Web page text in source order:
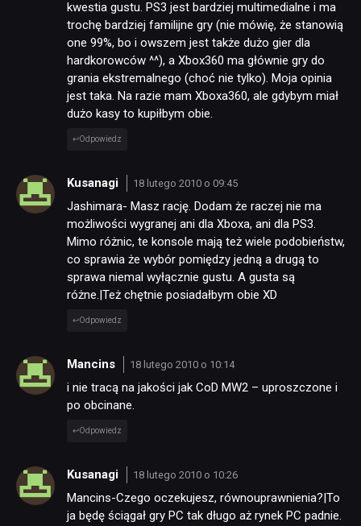
kwestia gustu. PS3 jest bardziej multimedialne i ma
trochę bardziej familijne gry (nie mówię, że stanowią
one 99%, bo i owszem jest także dużo gier dla
hardkorowców ^^), a Xbox360 ma głównie gry do
grania ekstremalnego (choć nie tylko). Moja opinia
jest taka. Na razie mam Xboxa360, ale gdybym miał
dużo kasy to kupiłbym obie.
Odpowiedz
Kusanagi 18 lutego 2010 o 09:45
Jashimara- Masz rację. Dodam że raczej nie ma
możliwości wygranej ani dla Xboxa, ani dla PS3.
Mimo różnic, te konsole mają też wiele podobieństw,
co sprawia że wybór pomiędzy jedną a drugą to
sprawa niemal wyłącznie gustu. A gusta są
różne.|Też chętnie posiadałbym obie XD
Odpowiedz
Mancins 18 lutego 2010 o 10:14
i nie tracą na jakości jak CoD MW2 – uproszczone i
po obcinane.
Odpowiedz
Kusanagi 18 lutego 2010 o 10:26
Mancins-Czego oczekujesz, równouprawnienia?|To
ja będę ściągał gry PC tak długo aż rynek PC padnie.